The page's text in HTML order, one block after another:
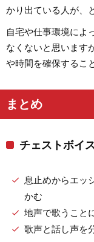
かり出ている人が、
自宅や仕事環境によ
なくないと思います
や時間を確保するこ
まとめ
チェストボイ
息止めからエッ
かむ
地声で歌うこと
歌声と話し声を